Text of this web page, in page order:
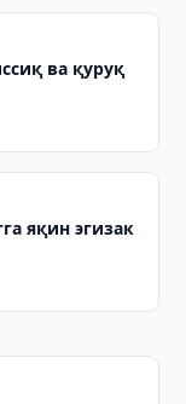
ва қуруқ
яқин эгизак